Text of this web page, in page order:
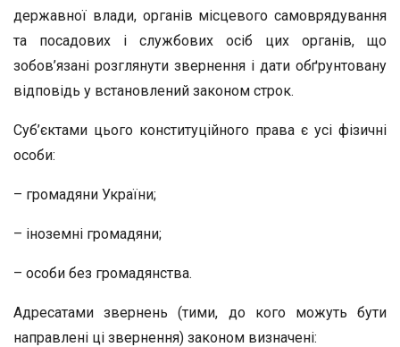
державної влади, органів місцевого самоврядування
та посадових і службових осіб цих органів, що
зобов’язані розглянути звернення і дати обґрунтовану
відповідь у встановлений законом строк.
Суб’єктами цього конституційного права є усі фізичні
особи:
– громадяни України;
– іноземні громадяни;
– особи без громадянства.
Адресатами звернень (тими, до кого можуть бути
направлені ці звернення) законом визначені: